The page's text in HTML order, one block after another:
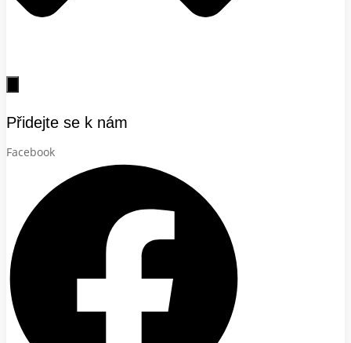
Přidejte se k nám
Facebook